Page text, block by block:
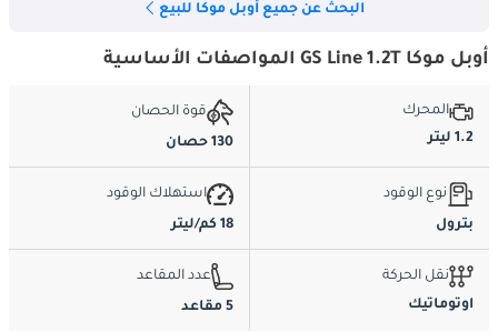
البحث عن جميع أوبل موكا للبيع
أوبل موكا GS Line 1.2T المواصفات الأساسية
المحرك
1.2 ليتر
قوة الحصان
130 حصان
نوع الوقود
بترول
استهلاك الوقود
18 كم/ليتر
نقل الحركة
اوتوماتيك
عدد المقاعد
5 مقاعد